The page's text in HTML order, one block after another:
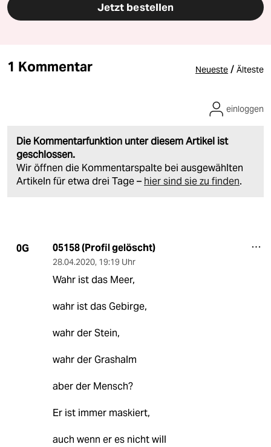
Jetzt bestellen
1 Kommentar Neueste / Älteste
Die Kommentarfunktion unter diesem Artikel ist
geschlossen.
Wir öffnen die Kommentarspalte bei ausgewählten
Artikeln für etwa drei Tage – hier sind sie zu finden.
einloggen
0G 05158 (Profil gelöscht)
28.04.2020, 19:19 Uhr
Wahr ist das Meer,
wahr ist das Gebirge,
wahr der Stein,
wahr der Grashalm
aber der Mensch?
Er ist immer maskiert,
auch wenn er es nicht will